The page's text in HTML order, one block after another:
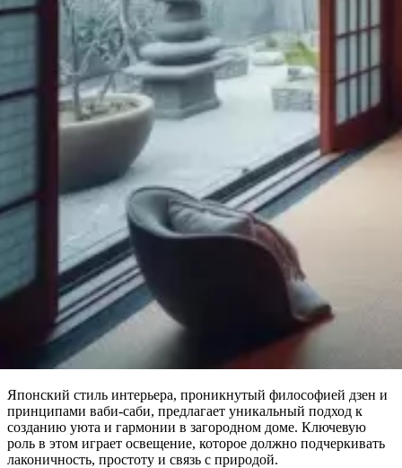
Японский стиль интерьера, проникнутый философией дзен и
принципами ваби-саби, предлагает уникальный подход к
созданию уюта и гармонии в загородном доме. Ключевую
роль в этом играет освещение, которое должно подчеркивать
лаконичность, простоту и связь с природой.